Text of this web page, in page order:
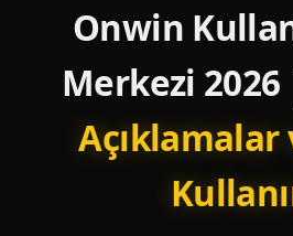
Onwin
Merkezi 2026
Açıklamalar